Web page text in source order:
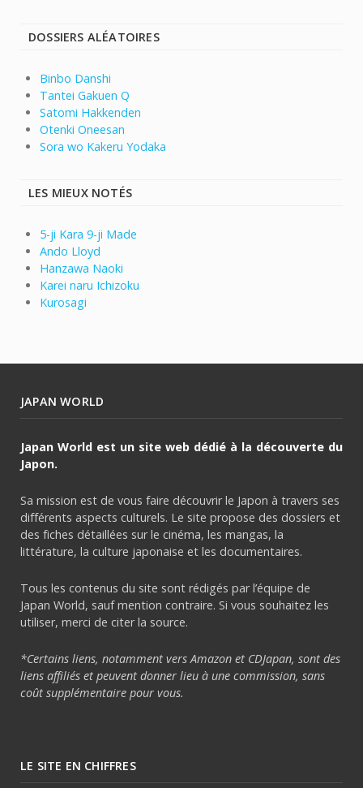
DOSSIERS ALÉATOIRES
Binbo Danshi
Tantei Gakuen Q
Satomi Hakkenden
Otenki Oneesan
Sora wo Kakeru Yodaka
LES MIEUX NOTÉS
5-ji Kara 9-ji Made
Ando Lloyd
Hanzawa Naoki
Karei naru Ichizoku
Kurosagi
JAPAN WORLD
Japan World est un site web dédié à la découverte du
Japon.
Sa mission est de vous faire découvrir le Japon à travers ses
différents aspects culturels. Le site propose des dossiers et
des fiches détaillées sur le cinéma, les mangas, la
littérature, la culture japonaise et les documentaires.
Tous les contenus du site sont rédigés par l’équipe de
Japan World, sauf mention contraire. Si vous souhaitez les
utiliser, merci de citer la source.
*Certains liens, notamment vers Amazon et CDJapan, sont des
liens affiliés et peuvent donner lieu à une commission, sans
coût supplémentaire pour vous.
LE SITE EN CHIFFRES